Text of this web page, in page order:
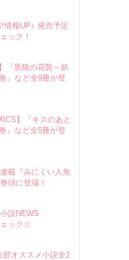
情報UP♪ 発売予定
ック！
『黒狼の花贄～妖
』など全9冊が登
】『キスのあと
』など全5冊が登
載『みにくい人魚
頭に登場！
説NEWS
ェック☆
部オススメ小説全2